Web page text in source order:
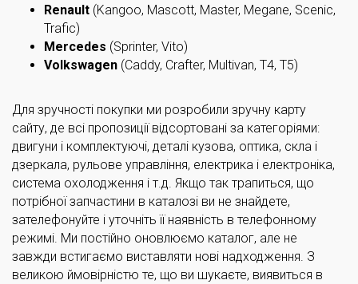
Renault (Kangoo, Mascott, Master, Megane, Scenic,
Trafic)
Mercedes (Sprinter, Vito)
Volkswagen (Caddy, Crafter, Multivan, T4, T5)
Для зручності покупки ми розробили зручну карту
сайту, де всі пропозиції відсортовані за категоріями:
двигуни і комплектуючі, деталі кузова, оптика, скла і
дзеркала, рульове управління, електрика і електроніка,
система охолодження і т.д. Якщо так трапиться, що
потрібної запчастини в каталозі ви не знайдете,
зателефонуйте і уточніть її наявність в телефонному
режимі. Ми постійно оновлюємо каталог, але не
завжди встигаємо виставляти нові надходження. З
великою ймовірністю те, що ви шукаєте, виявиться в